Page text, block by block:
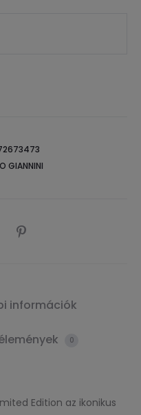
GIANNINI
információk
0
Edition az ikonikus